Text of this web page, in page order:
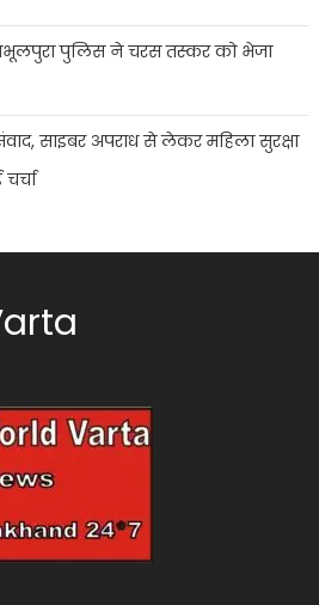
पुलिस ने चरस तस्कर को भेजा
साइबर अपराध से लेकर महिला सुरक्षा